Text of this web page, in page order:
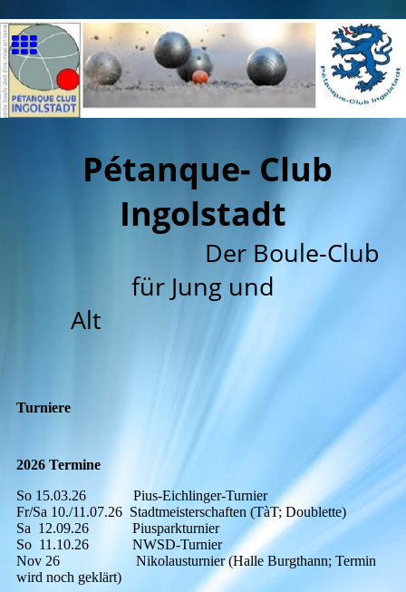
Pétanque- Club
Ingolstadt
Der Boule-Club
für Jung und
Alt
Turniere
2026 Termine
So 15.03.26 Pius-Eichlinger-Turnier
Fr/Sa 10./11.07.26 Stadtmeisterschaften (TàT; Doublette)
Sa 12.09.26 Piusparkturnier
So 11.10.26 NWSD-Turnier
Nov 26 Nikolausturnier (Halle Burgthann; Termin
wird noch geklärt)